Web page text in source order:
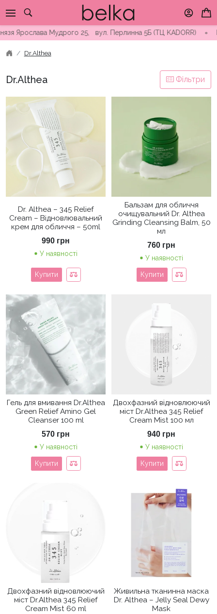
to
contentМудрого 25, вул. Перлинна 5Б (ТЦ KADORR) ∘
Dr.Althea
Dr.Althea Фільтри
Dr. Althea – 345 Relief
Cream – Відновлювальний
крем для обличчя – 50ml
990 грн
У наявності
Купити
Бальзам для обличчя
очищувальний Dr. Althea
Grinding Cleansing Balm, 50
мл
760 грн
У наявності
Купити
Гель для вмивання Dr.Althea
Green Relief Amino Gel
Cleanser 100 ml
570 грн
У наявності
Купити
Двохфазний відновлюючий
міст Dr.Althea 345 Relief
Cream Mist 100 мл
940 грн
У наявності
Купити
Двохфазний відновлюючий
міст Dr.Althea 345 Relief
Cream Mist 60 ml
Живильна тканинна маска
Dr. Althea – Jelly Seal Dewy
Mask